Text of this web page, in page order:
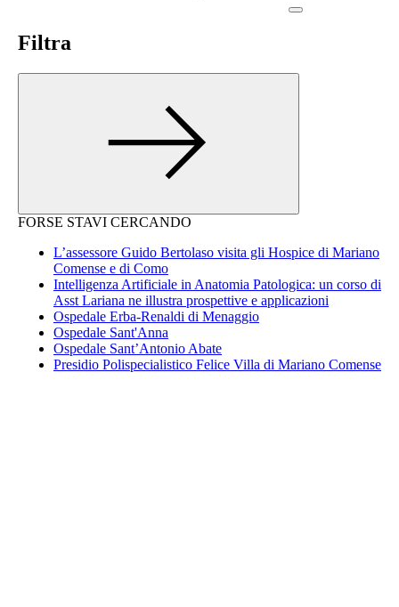
Filtra
FORSE STAVI CERCANDO
L’assessore Guido Bertolaso visita gli Hospice di Mariano
Comense e di Como
Intelligenza Artificiale in Anatomia Patologica: un corso di
Asst Lariana ne illustra prospettive e applicazioni
Ospedale Erba-Renaldi di Menaggio
Ospedale Sant'Anna
Ospedale Sant’Antonio Abate
Presidio Polispecialistico Felice Villa di Mariano Comense